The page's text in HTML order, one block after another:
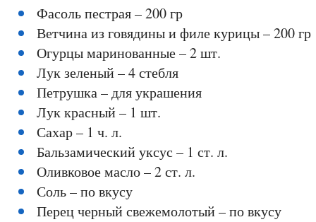
Фасоль пестрая – 200 гр
Ветчина из говядины и филе курицы – 200 гр
Огурцы маринованные – 2 шт.
Лук зеленый – 4 стебля
Петрушка – для украшения
Лук красный – 1 шт.
Сахар – 1 ч. л.
Бальзамический уксус – 1 ст. л.
Оливковое масло – 2 ст. л.
Соль – по вкусу
Перец черный свежемолотый – по вкусу